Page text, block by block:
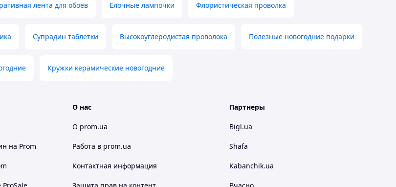
лента для обоев Елочные лампочки Флористическая проволка
Супрадин таблетки Высокоуглеродистая проволока Полезные новогодние подарки
Кружки керамические новогодние
на Prom
О нас
О prom.ua
Работа в prom.ua
Контактная информация
Партнеры
Bigl.ua
Shafa
Kabanchik.ua